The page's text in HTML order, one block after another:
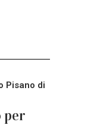
Pisano di
per